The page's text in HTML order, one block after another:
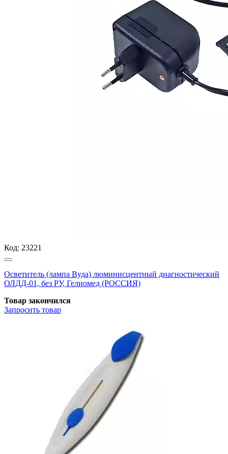
Код: 23221
Осветитель (лампа Вуда) люминисцентный диагностический
ОЛДД-01, без РУ, Гелиомед (РОССИЯ)
Товар закончился
Запросить товар